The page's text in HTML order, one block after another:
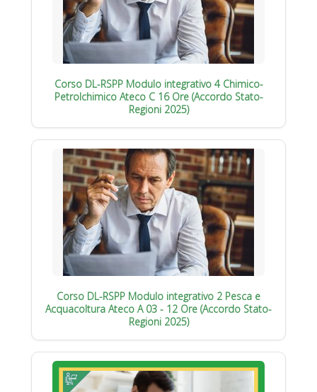
Corso DL-RSPP Modulo integrativo 4 Chimico-
Petrolchimico Ateco C 16 Ore (Accordo Stato-
Regioni 2025)
Corso DL-RSPP Modulo integrativo 2 Pesca e
Acquacoltura Ateco A 03 - 12 Ore (Accordo Stato-
Regioni 2025)